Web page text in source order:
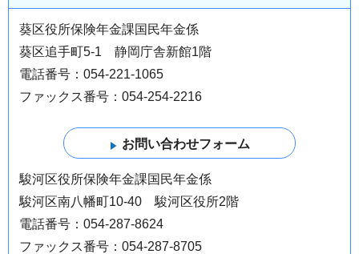
葵区役所保険年金課国民年金係
葵区追手町5-1 静岡庁舎新館1階
電話番号：054-221-1065
ファックス番号：054-254-2216
駿河区役所保険年金課国民年金係
駿河区南八幡町10-40 駿河区役所2階
電話番号：054-287-8624
ファックス番号：054-287-8705